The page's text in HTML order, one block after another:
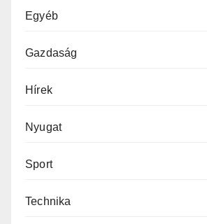
Egyéb
Gazdaság
Hírek
Nyugat
Sport
Technika